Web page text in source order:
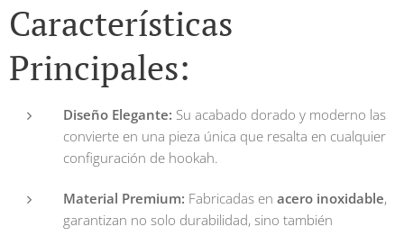
Características
Principales:
Diseño Elegante: Su acabado dorado y moderno las
convierte en una pieza única que resalta en cualquier
configuración de hookah.
Material Premium: Fabricadas en acero inoxidable,
garantizan no solo durabilidad, sino también